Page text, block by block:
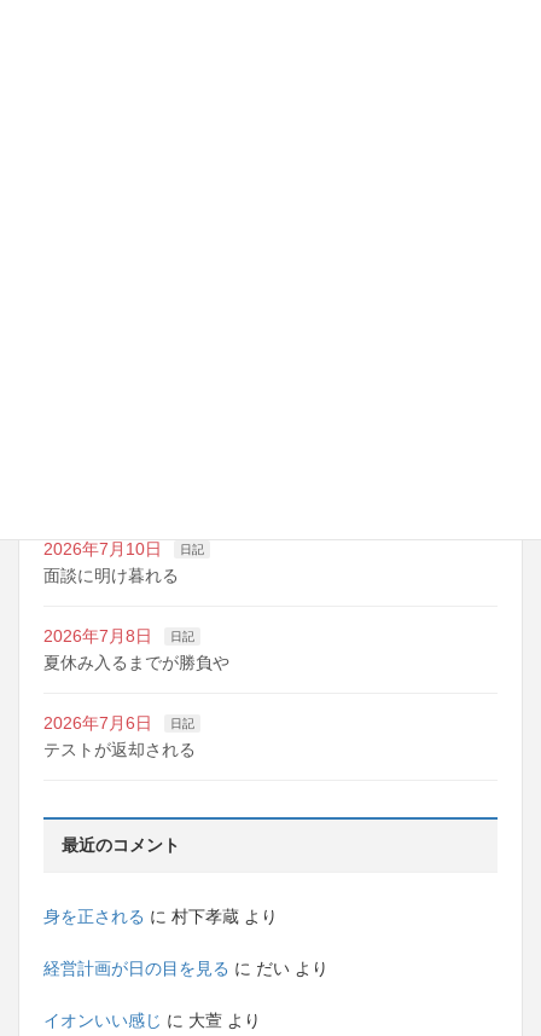
2026年7月10日 日記
面談に明け暮れる
2026年7月8日 日記
夏休み入るまでが勝負や
2026年7月6日 日記
テストが返却される
最近のコメント
身を正される に 村下孝蔵 より
経営計画が日の目を見る に だい より
イオンいい感じ に 大萱 より